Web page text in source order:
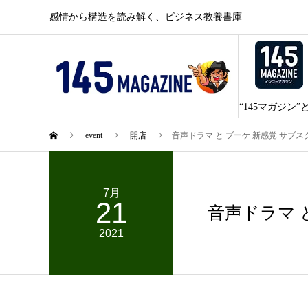
感情から構造を読み解く、ビジネス教養書庫
“145マガジン”
event 開店 音声ドラマ と ブーケ 新感覚 サブス
7月
21
2021
音声ドラマ